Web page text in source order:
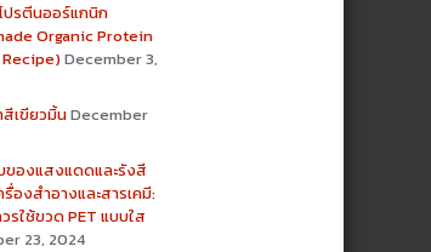
ปรตีนออร์แกนิก
Organic Protein
December 3,
สีเขียวมิ้นDecember
ของแสงแดดและรังสี
องสำอางและสารเคมี:
รใช้ขวด PET แบบใส
23, 2024